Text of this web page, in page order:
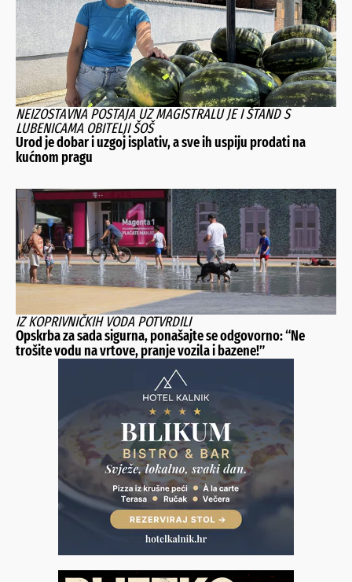
NEIZOSTAVNA POSTAJA UZ MAGISTRALU JE I ŠTAND S
LUBENICAMA OBITELJI ŠOŠ
Urod je dobar i uzgoj isplativ, a sve ih uspiju prodati na
kućnom pragu
IZ KOPRIVNIČKIH VODA POTVRDILI
Opskrba za sada sigurna, ponašajte se odgovorno: “Ne
trošite vodu na vrtove, pranje vozila i bazene!”